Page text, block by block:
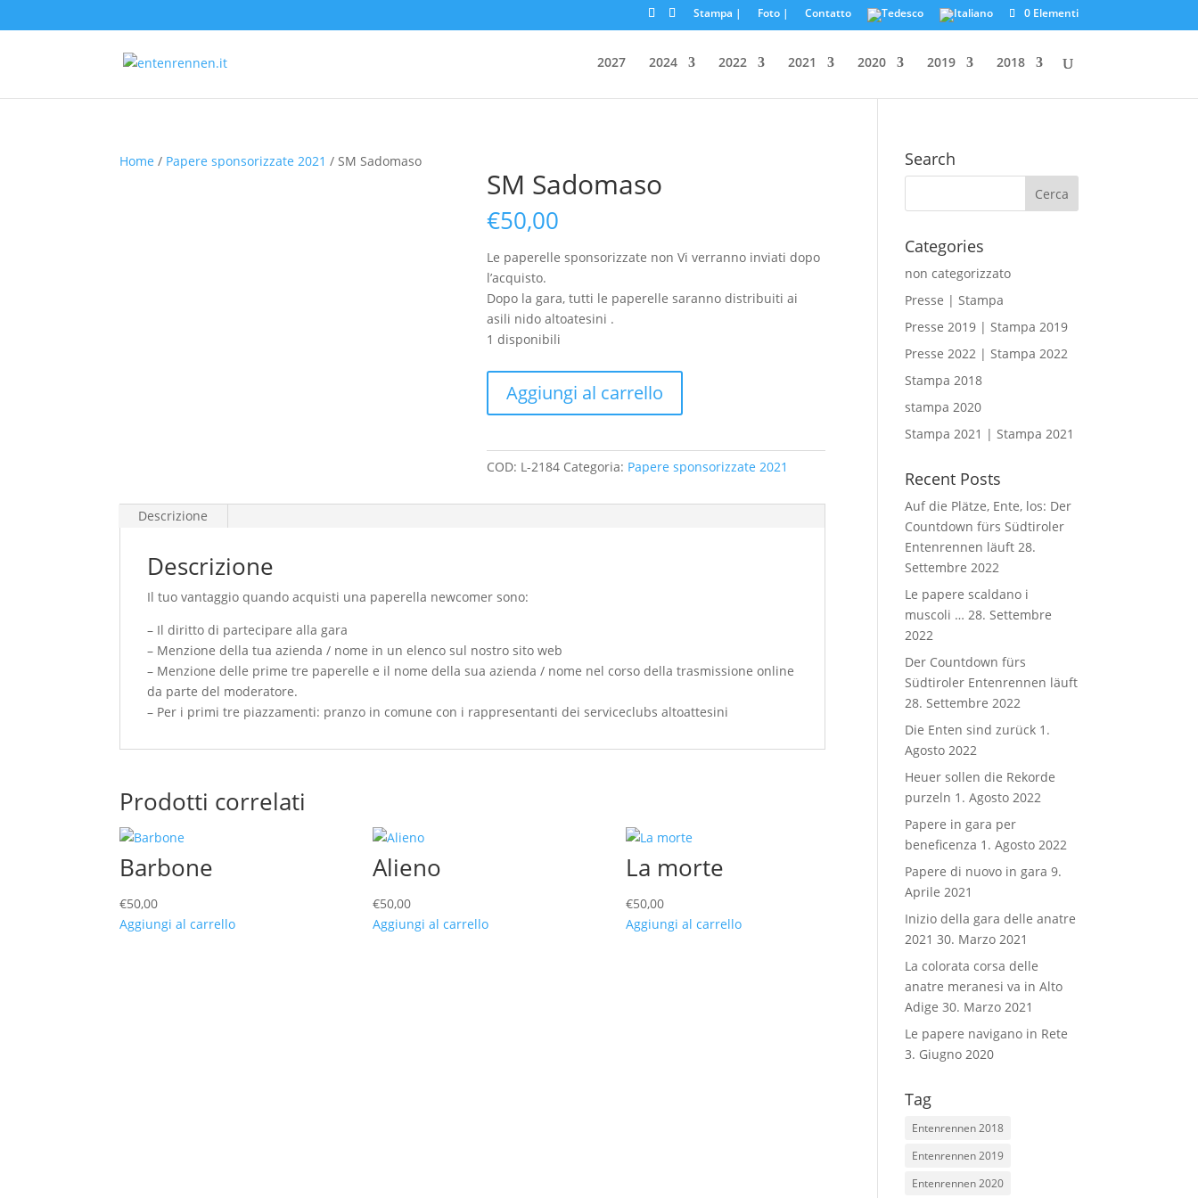
Stampa | Foto | Contatto 0 Elementi
2027 2024 2022 2021 2020 2019 2018
Home / Papere sponsorizzate 2021 / SM Sadomaso
SM Sadomaso
€50,00
Le paperelle sponsorizzate non Vi verranno inviati dopo
l’acquisto.
Dopo la gara, tutti le paperelle saranno distribuiti ai
asili nido altoatesini .
1 disponibili
Sadomaso
quantità
Aggiungi al carrello
COD: L-2184 Categoria: Papere sponsorizzate 2021
Descrizione
Descrizione
Il tuo vantaggio quando acquisti una paperella newcomer sono:
– Il diritto di partecipare alla gara
– Menzione della tua azienda / nome in un elenco sul nostro sito web
– Menzione delle prime tre paperelle e il nome della sua azienda / nome nel corso della trasmissione online
da parte del moderatore.
– Per i primi tre piazzamenti: pranzo in comune con i rappresentanti dei serviceclubs altoattesini
Prodotti correlati
Barbone
€50,00
Aggiungi al carrello
Alieno
€50,00
Aggiungi al carrello
La morte
€50,00
Aggiungi al carrello
Search
Categories
non categorizzato
Presse | Stampa
Presse 2019 | Stampa 2019
Presse 2022 | Stampa 2022
Stampa 2018
stampa 2020
Stampa 2021 | Stampa 2021
Recent Posts
Auf die Plätze, Ente, los: Der
Countdown fürs Südtiroler
Entenrennen läuft 28.
Settembre 2022
Le papere scaldano i
muscoli … 28. Settembre
2022
Der Countdown fürs
Südtiroler Entenrennen läuft
28. Settembre 2022
Die Enten sind zurück 1.
Agosto 2022
Heuer sollen die Rekorde
purzeln 1. Agosto 2022
Papere in gara per
beneficenza 1. Agosto 2022
Papere di nuovo in gara 9.
Aprile 2021
Inizio della gara delle anatre
2021 30. Marzo 2021
La colorata corsa delle
anatre meranesi va in Alto
Adige 30. Marzo 2021
Le papere navigano in Rete
3. Giugno 2020
Tag
Entenrennen 2018
Entenrennen 2019
Entenrennen 2020